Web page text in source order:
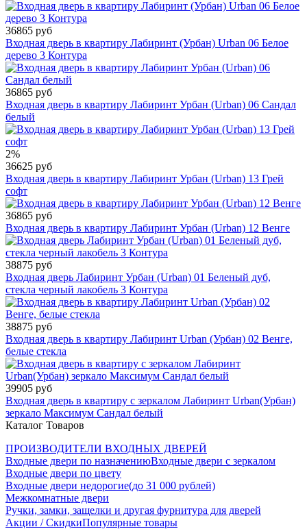
36865 руб
Входная дверь в квартиру Лабиринт (Урбан) Urban 06 Белое
дерево 3 Контура
36865 руб
Входная дверь в квартиру Лабиринт Урбан (Urban) 06 Сандал
белый
2%
36625 руб
Входная дверь в квартиру Лабиринт Урбан (Urban) 13 Грей
софт
36865 руб
Входная дверь в квартиру Лабиринт Урбан (Urban) 12 Венге
38875 руб
Входная дверь Лабиринт Урбан (Urban) 01 Беленый дуб,
стекла черный лакобель 3 Контура
38875 руб
Входная дверь в квартиру Лабиринт Urban (Урбан) 02 Венге,
белые стекла
39905 руб
Входная дверь в квартиру с зеркалом Лабиринт Urban(Урбан)
зеркало Максимум Сандал белый
Каталог Товаров
ПРОИЗВОДИТЕЛИ ВХОДНЫХ ДВЕРЕЙ
Входные двери по назначениюВходные двери с зеркалом
Входные двери по цвету
Входные двери недорогие(до 31 000 рублей)
Межкомнатные двери
Ручки, замки, защелки и другая фурнитура для дверей
Акции / СкидкиПопулярные товары